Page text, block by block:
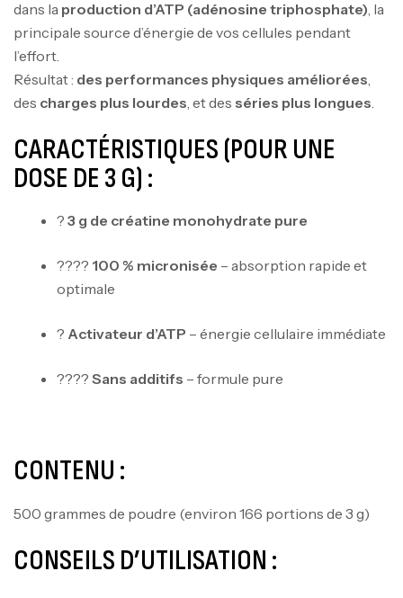
dans la production d’ATP (adénosine triphosphate), la
principale source d’énergie de vos cellules pendant
l’effort.
Résultat : des performances physiques améliorées,
des charges plus lourdes, et des séries plus longues.
CARACTÉRISTIQUES (POUR UNE
DOSE DE 3 G) :
? 3 g de créatine monohydrate pure
???? 100 % micronisée – absorption rapide et
optimale
? Activateur d’ATP – énergie cellulaire immédiate
???? Sans additifs – formule pure
CONTENU :
500 grammes de poudre (environ 166 portions de 3 g)
CONSEILS D’UTILISATION :
Biotech USA
د.ت
100% Pure Whey – 2,27kg – BIOTECHUSA